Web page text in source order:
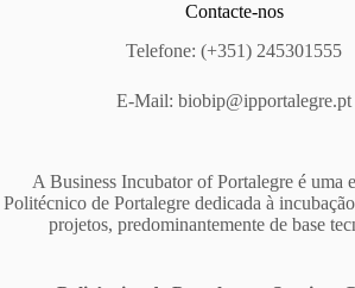
Contacte-nos
Telefone: (+351) 245301555
E-Mail:biobip@ipportalegre.pt
A Business Incubator of Portalegre é uma
Politécnico de Portalegre dedicada à
projetos, predominantemente de base